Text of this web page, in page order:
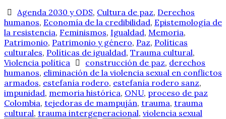
Agenda 2030 y ODS, Cultura de paz, Derechos
humanos, Economía de la credibilidad, Epistemología de
la resistencia, Feminismos, Igualdad, Memoria,
Patrimonio, Patrimonio y género, Paz, Políticas
culturales, Políticas de igualdad, Trauma cultural,
Violencia política
construcción de paz, derechos
humanos, eliminación de la violencia sexual en conflictos
armados, estefanía rodero, estefanía rodero sanz,
impunidad, memoria histórica, ONU, proceso de paz
Colombia, tejedoras de mampuján, trauma, trauma
cultural, trauma intergeneracional, violencia sexual